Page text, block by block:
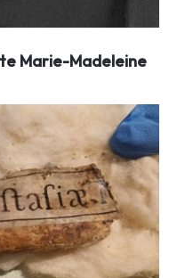
Marie-Madeleine